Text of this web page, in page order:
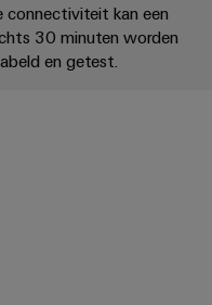
connectiviteit kan een
30 minuten worden
en getest.